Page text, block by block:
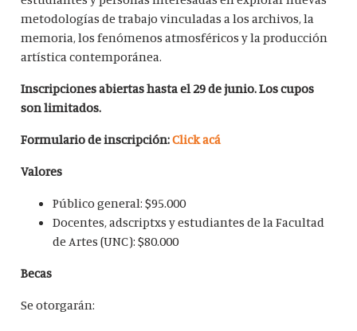
metodologías de trabajo vinculadas a los archivos, la
memoria, los fenómenos atmosféricos y la producción
artística contemporánea.
Inscripciones abiertas hasta el 29 de junio. Los cupos
son limitados.
Formulario de inscripción:Click acá
Valores
Público general: $95.000
Docentes, adscriptxs y estudiantes de la Facultad
de Artes (UNC): $80.000
Becas
Se otorgarán: